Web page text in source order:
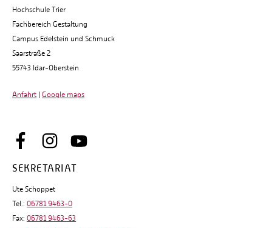
Hochschule Trier
Fachbereich Gestaltung
Campus Edelstein und Schmuck
Saarstraße 2
55743 Idar-Oberstein
Anfahrt Google maps
SEKRETARIAT
Ute Schoppet
Tel.: 06781 9463-0
Fax: 06781 9463-63